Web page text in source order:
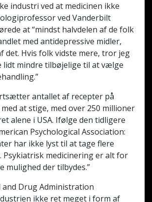
industri ved at medicinen ikke
ved Vanderbilt
at “mindst halvdelen af de folk
med anti­depressive midler,
det. Hvis folk vidste mere, tror jeg
lidt mindre tilbøjelige til at vælge
antallet af recepter på
at stige, med over 250 millioner
alene i USA. Ifølge den tidligere
Psychological Association:
har ikke lyst til at tage flere
Psykiatrisk medicinering er alt for
mulighed der tilbydes.”
and Drug Administration
ikke ret meget i form af